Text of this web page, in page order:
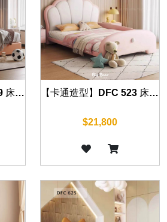
【卡通造型】DFC 609 床組 另有四尺 【卡通造型】DFC 523 床組 另有四尺
$21,800